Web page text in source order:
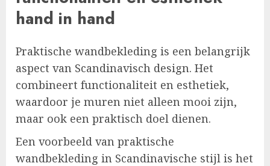
hand in hand
Praktische wandbekleding is een belangrijk
aspect van Scandinavisch design. Het
combineert functionaliteit en esthetiek,
waardoor je muren niet alleen mooi zijn,
maar ook een praktisch doel dienen.
Een voorbeeld van praktische
wandbekleding in Scandinavische stijl is het